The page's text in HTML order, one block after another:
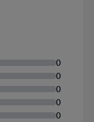
0
0
0
0
0